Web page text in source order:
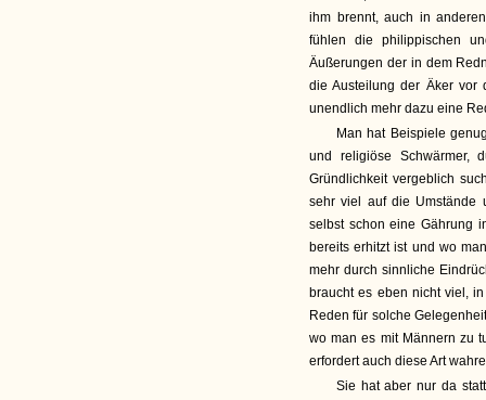
ihm brennt, auch in
fühlen die philippischen
Äußerungen der in dem
die Austeilung der Äker vor
unendlich mehr dazu eine
Man hat Beispiele
und religiöse Schwärmer,
Gründlichkeit vergeblich
sehr viel auf die Umstände
selbst schon eine Gährung
bereits erhitzt ist und wo
mehr durch sinnliche
braucht es eben nicht viel,
Reden für solche
wo man es mit Männern zu
erfordert auch diese Art
Sie hat aber nur da